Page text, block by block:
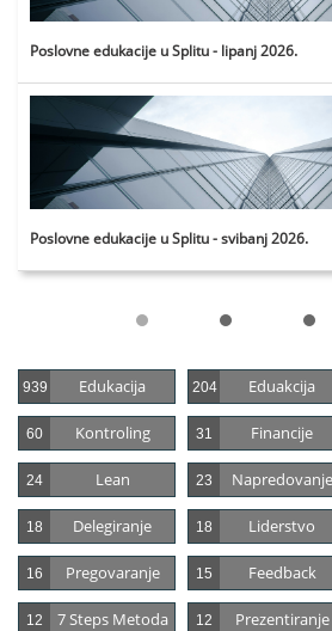
Poslovne edukacije u Splitu - lipanj 2026.
Poslovne edukacije u Splitu - svibanj 2026.
Edukacija
939 Eduakcija
204
Kontroling
60 Financije
31
Lean
24 Napredovanje
23
Delegiranje
18 Liderstvo
18
Pregovaranje
16 Feedback
15
7 Steps Metoda
12 Prezentiranje
12